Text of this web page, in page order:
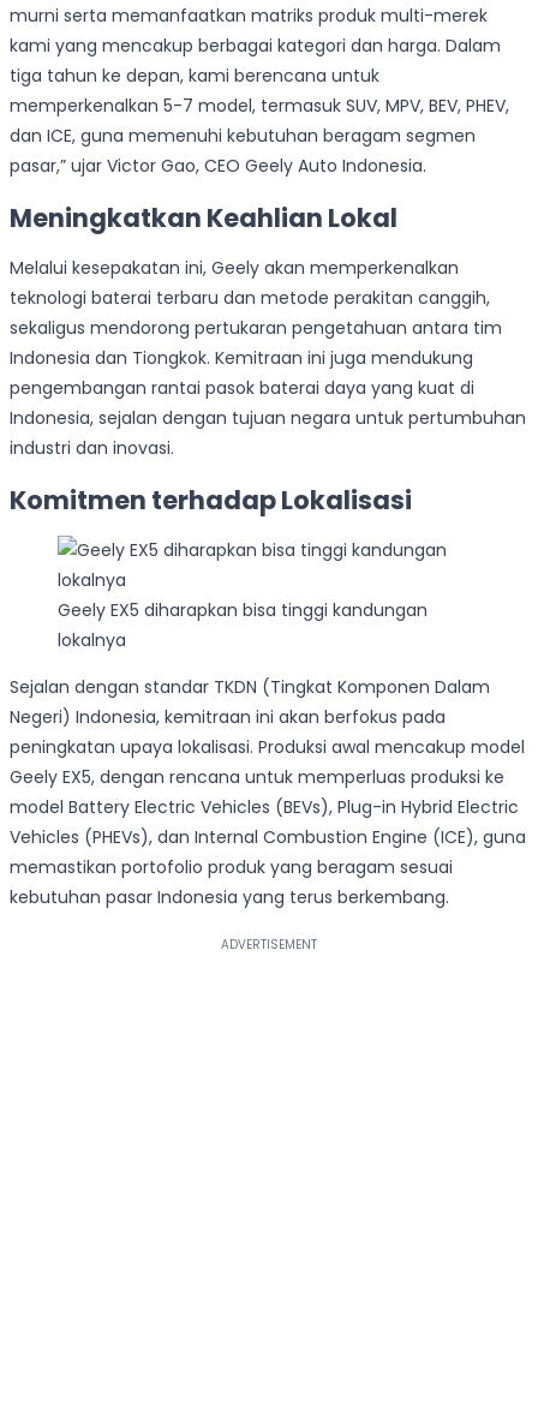
murni serta memanfaatkan matriks produk multi-merek
kami yang mencakup berbagai kategori dan harga. Dalam
tiga tahun ke depan, kami berencana untuk
memperkenalkan 5-7 model, termasuk SUV, MPV, BEV, PHEV,
dan ICE, guna memenuhi kebutuhan beragam segmen
pasar,” ujar Victor Gao, CEO Geely Auto Indonesia.
Meningkatkan Keahlian Lokal
Melalui kesepakatan ini, Geely akan memperkenalkan
teknologi baterai terbaru dan metode perakitan canggih,
sekaligus mendorong pertukaran pengetahuan antara tim
Indonesia dan Tiongkok. Kemitraan ini juga mendukung
pengembangan rantai pasok baterai daya yang kuat di
Indonesia, sejalan dengan tujuan negara untuk pertumbuhan
industri dan inovasi.
Komitmen terhadap Lokalisasi
Geely EX5 diharapkan bisa tinggi kandungan
lokalnya
Sejalan dengan standar TKDN (Tingkat Komponen Dalam
Negeri) Indonesia, kemitraan ini akan berfokus pada
peningkatan upaya lokalisasi. Produksi awal mencakup model
Geely EX5, dengan rencana untuk memperluas produksi ke
model Battery Electric Vehicles (BEVs), Plug-in Hybrid Electric
Vehicles (PHEVs), dan Internal Combustion Engine (ICE), guna
memastikan portofolio produk yang beragam sesuai
kebutuhan pasar Indonesia yang terus berkembang.